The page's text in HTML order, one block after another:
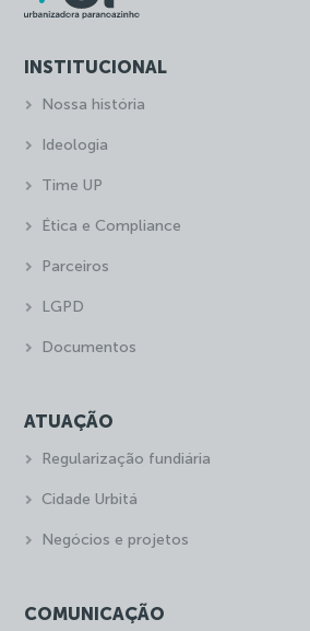
INSTITUCIONAL
Nossa história
Ideologia
Time UP
Ética e Compliance
Parceiros
LGPD
Documentos
ATUAÇÃO
Regularização fundiária
Cidade Urbitá
Negócios e projetos
COMUNICAÇÃO